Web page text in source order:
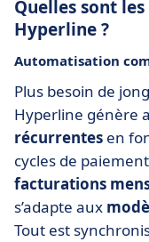
Quelles sont
Hyperline ?
Automatisation
Plus besoin de
Hyperline génère
récurrentes en
cycles de
facturations
s’adapte aux
Tout est